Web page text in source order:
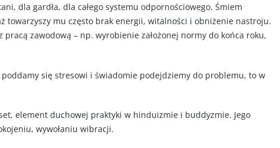
dla gardła, dla całego systemu odpornościowego. Śmiem
towarzyszy mu często brak energii, witalności i obniżenie nastroju.
zawodową – np. wyrobienie założonej normy do końca roku,
się stresowi i świadomie podejdziemy do problemu, to w
element duchowej praktyki w hinduizmie i buddyzmie. Jego
wywołaniu wibracji.